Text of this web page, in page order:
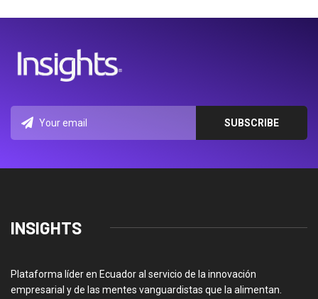
INSIGHTS
Plataforma líder en Ecuador al servicio de la innovación
empresarial y de las mentes vanguardistas que la alimentan.